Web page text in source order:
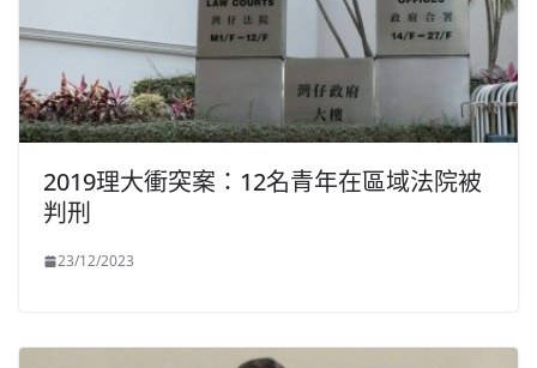
2019理大衝突案：12名青年在區域法院被
判刑
23/12/2023